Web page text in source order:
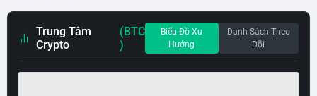
Trung Tâm
Crypto
(BTC
)
Biểu Đồ Xu
Hướng
Danh Sách Theo
Dõi